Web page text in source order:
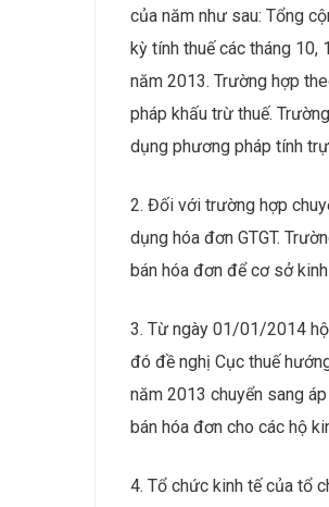
của năm như sau: Tổng
kỳ tính thuế các tháng 10,
năm 2013. Trường hợp
pháp khấu trừ thuế.
dụng phương pháp tính
2. Đối với trường hợp
dụng hóa đơn GTGT.
bán hóa đơn để cơ sở
3. Từ ngày 01/01/2014
đó đề nghị Cục thuế
năm 2013 chuyển sang
bán hóa đơn cho các hộ
4. Tổ chức kinh tế của tổ